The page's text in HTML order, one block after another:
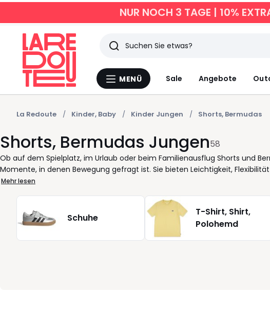
NUR NOCH 3 TAGE | 10%
Menü
MENÜ Sale Angebote
Suchen
Zuletzt
angesehen
Artikel
La Redoute Kinder, Baby Kinder Jungen Shorts, Bermudas
Shorts, Bermudas Jungen58
Ob auf dem Spielplatz, im Urlaub oder beim Familienausflug Shorts und
Momente, in denen Bewegung gefragt ist. Sie bieten Leichtigkeit,
die ständig in Bewegung sind, ist eine bequeme Passform ebenso wichtig
Tragekomfort, verstellbare Taillenbänder für optimalen Halt und
Shirts, Poloshirts oder Hemden. Diese Teile sind so gestaltet, dass sie
anzuziehen, einfach zu pflegen und bereit für jedes Abenteuer des
wurde mit einem Ziel entworfen: Ihrem Kind Bewegungsfreiheit zu
Mehr lesen
Schuhe
T-Shirt, Shirt,
Polohemd